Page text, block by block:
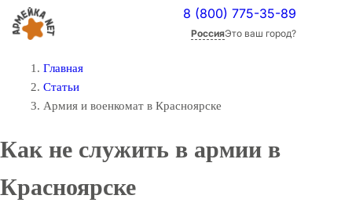
8 (800) 775-35-89
РоссияЭто ваш город?
Главная
Статьи
Армия и военкомат в Красноярске
Как не служить в армии в
Красноярске